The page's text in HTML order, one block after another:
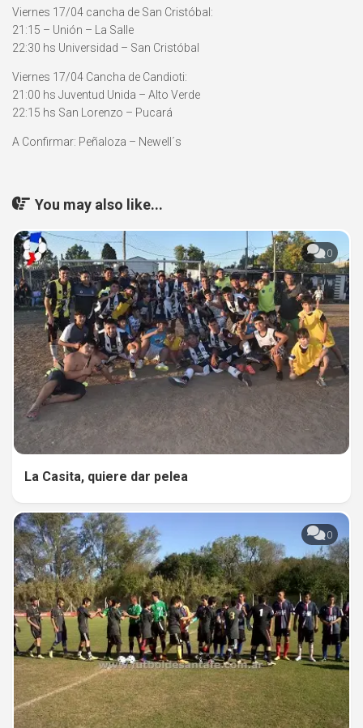
Viernes 17/04 cancha de San Cristóbal:
21:15 – Unión – La Salle
22:30 hs Universidad – San Cristóbal
Viernes 17/04 Cancha de Candioti:
21:00 hs Juventud Unida – Alto Verde
22:15 hs San Lorenzo – Pucará
A Confirmar: Peñaloza – Newell´s
You may also like...
0
La Casita, quiere dar pelea
0